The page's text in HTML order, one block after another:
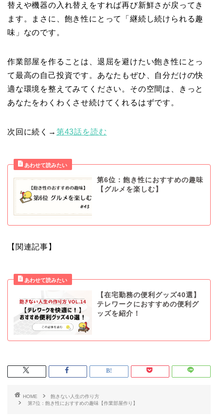
替えや機器の入れ替えをすれば再び新鮮さが戻ってき
ます。まさに、飽き性にとって「継続し続けられる趣
味」なのです。
作業部屋を作ることは、退屈を避けたい飽き性にとっ
て最高の自己投資です。あなたもぜひ、自分だけの快
適な環境を整えてみてください。その空間は、きっと
あなたをわくわくさせ続けてくれるはずです。
次回に続く→ 第43話を読む
第6位：飽き性におすすめの趣味
【グルメを楽しむ】
【関連記事】
【在宅勤務の便利グッズ40選】
テレワークにおすすめの便利グ
ッズを紹介！
HOME
飽きない人生の作り方
第7位：飽き性におすすめの趣味【作業部屋作り】